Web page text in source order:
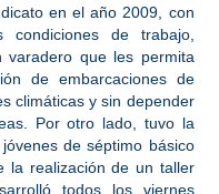
en el año 2009, con
de trabajo,
varadero que les permita
de embarcaciones de
climáticas y sin depender
Por otro lado, tuvo la
de séptimo básico
la realización de un taller
todos los viernes